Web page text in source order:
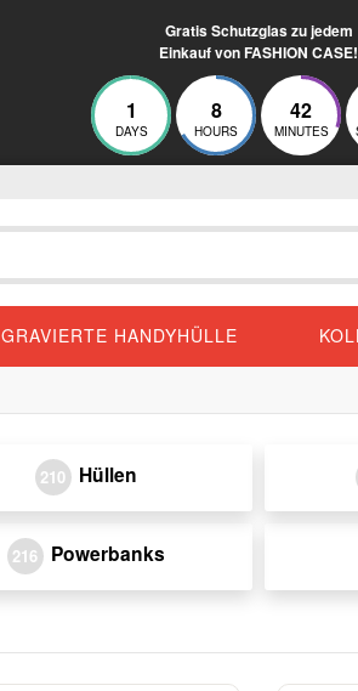
Gratis Schutzglas zu jedem
Einkauf von FASHION CASE!
1
DAYS
8
HOURS
42
MINUTES
GRAVIERTE HANDYHÜLLE
210 Hüllen
216 Powerbanks